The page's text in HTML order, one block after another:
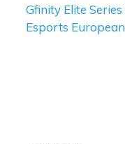
Gfinity Elite
Esports